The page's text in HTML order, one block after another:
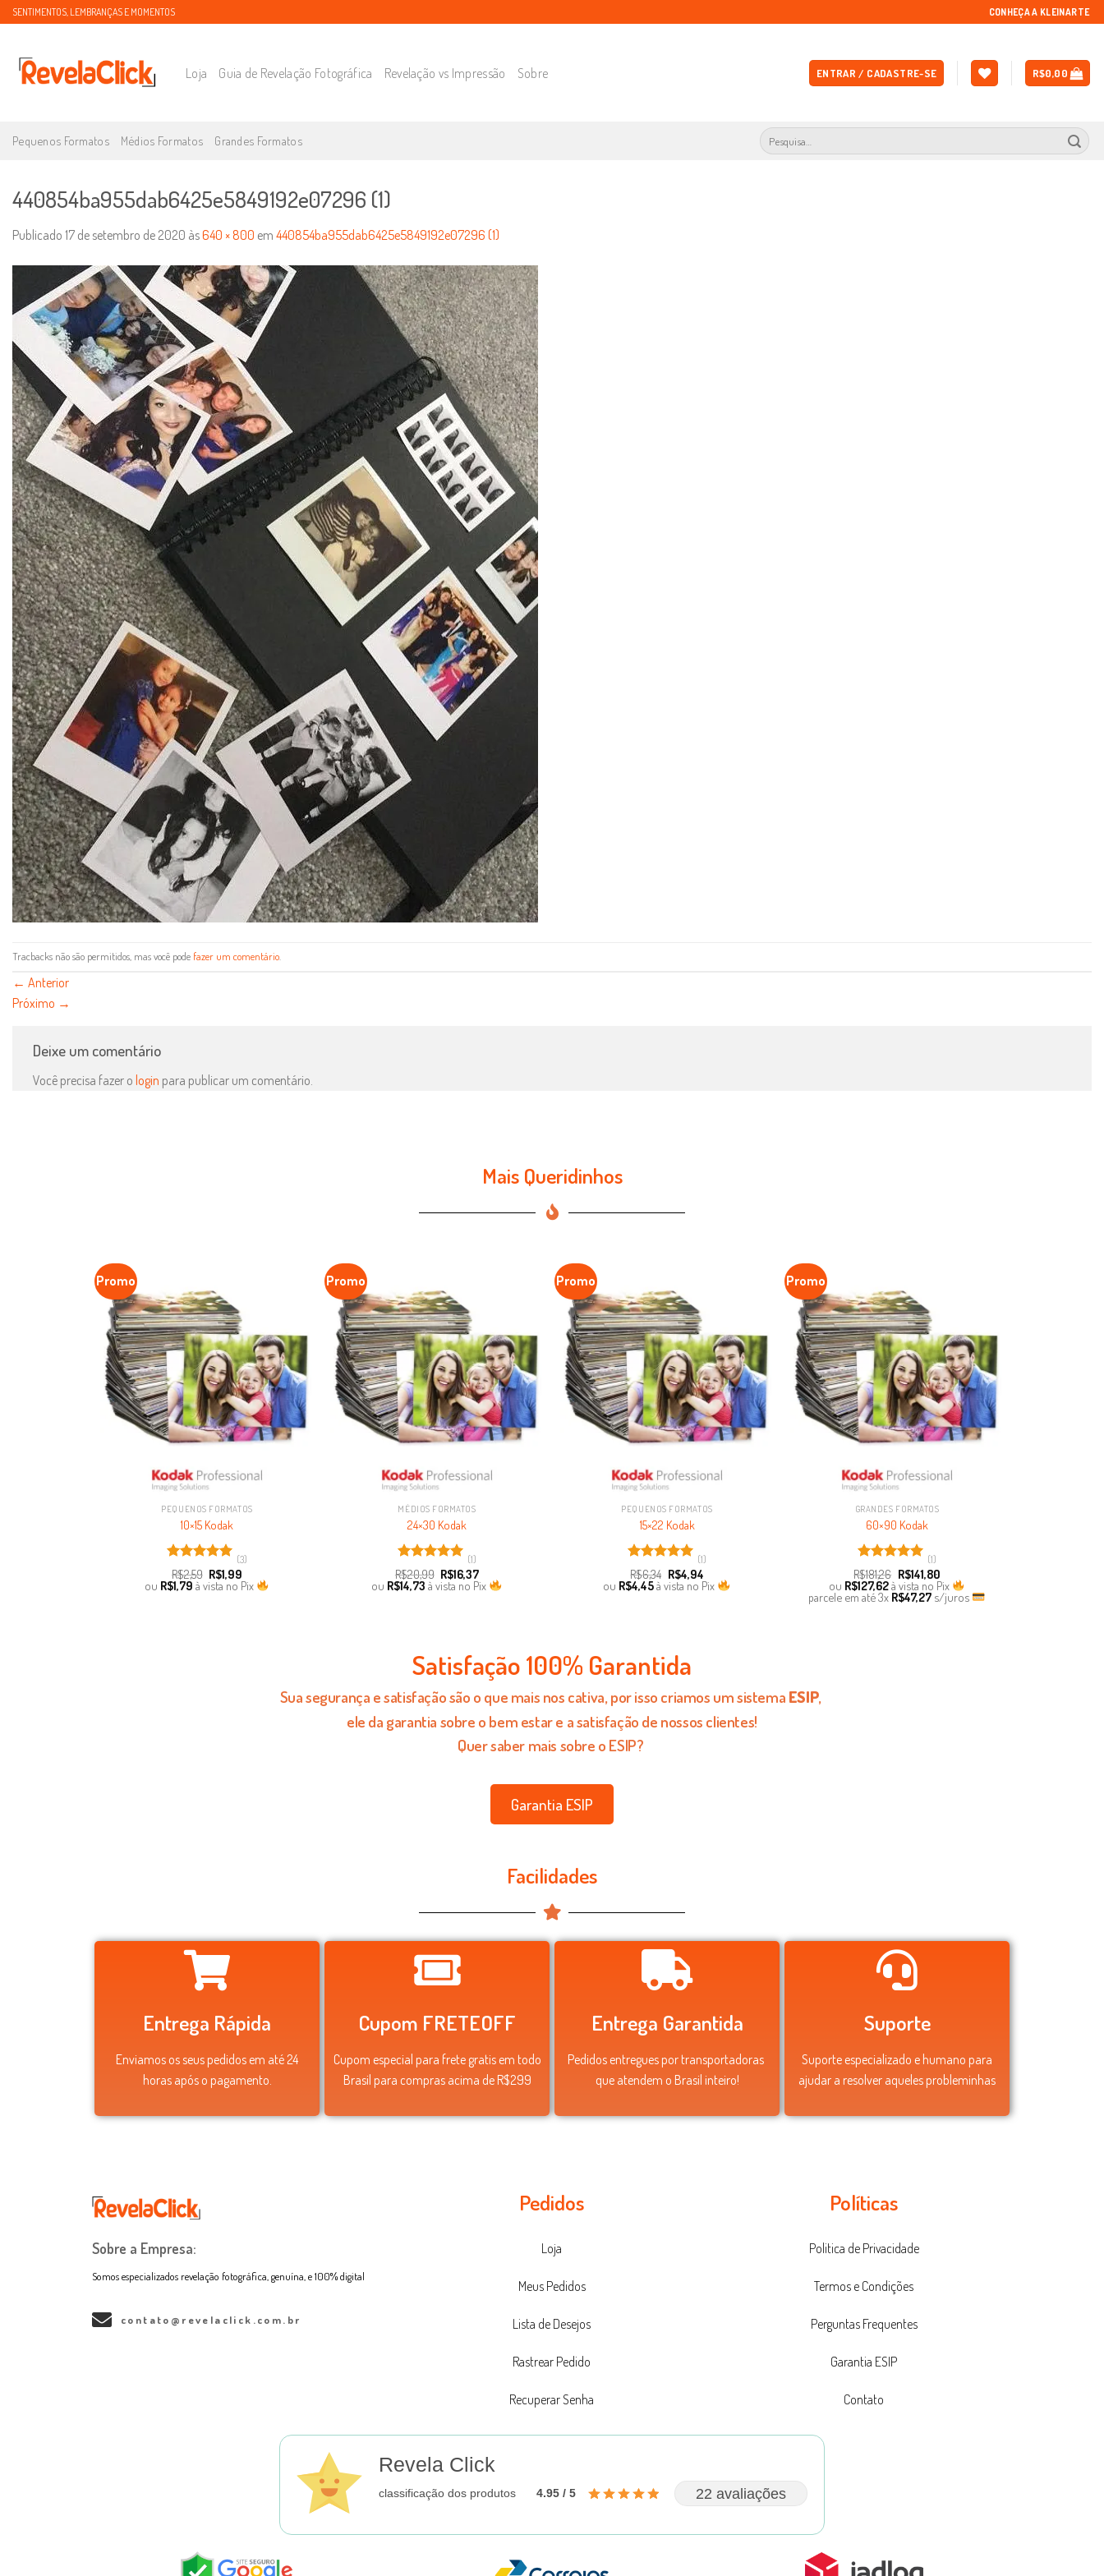
SENTIMENTOS, LEMBRANÇAS E MOMENTOS CONHEÇA A KLEINARTE
Loja Guia de Revelação Fotográfica Revelação vs Impressão Sobre ENTRAR / CADASTRE-SE R$0,00
Pequenos Formatos Médios Formatos Grandes Formatos
440854ba955dab6425e5849192e07296 (1)
Publicado 17 de setembro de 2020 às640 × 800 em 440854ba955dab6425e5849192e07296 (1)
Tracbacks não são permitidos, mas você pode fazer um comentário
← Anterior
Próximo →
Deixe um comentário
Você precisa fazer o login para publicar um comentário.
Mais Queridinhos
Promo
PEQUENOS FORMATOS
10×15 Kodak
Avaliação
5.00de 5
(3)
R$2,59 R$1,99
ou R$1,79 à vista no Pix
Promo
MÉDIOS FORMATOS
24×30 Kodak
Avaliação
5.00de 5
(1)
R$20,99 R$16,37
ou R$14,73 à vista no Pix
Promo
PEQUENOS FORMATOS
15×22 Kodak
Avaliação
5.00de 5
(1)
R$6,34 R$4,94
ou R$4,45à vista no Pix
Promo
GRANDES FORMATOS
60×90 Kodak
Avaliação
5.00de 5
(1)
R$181,26 R$141,80
ou R$127,62à vista no Pix
parcele em até3x R$47,27 s/juros
Satisfação 100% Garantida
Sua segurança e satisfação são o que mais nos cativa, por isso criamos um sistema ESIP,
ele da garantia sobre o bem estar e a satisfação de nossos clientes!
Quer saber mais sobre o ESIP?
Garantia ESIP
Facilidades
Entrega Rápida
Enviamos os seus pedidos em até 24
horas após o pagamento.
Cupom FRETEOFF
Cupom especial para frete gratis em todo
Brasil para compras acima de R$299
Entrega Garantida
Pedidos entregues por transportadoras
que atendem o Brasil inteiro!
Suporte
Suporte especializado e humano para
ajudar a resolver aqueles probleminhas
Sobre a Empresa:
Somos especializados revelação fotográfica, genuína, e 100% digital
contato@revelaclick.com.br
Pedidos
Loja
Meus Pedidos
Lista de Desejos
Rastrear Pedido
Recuperar Senha
Políticas
Politica de Privacidade
Termos e Condições
Perguntas Frequentes
Garantia ESIP
Contato
Revela Click
classificação dos produtos 4.95 / 5 22 avaliações